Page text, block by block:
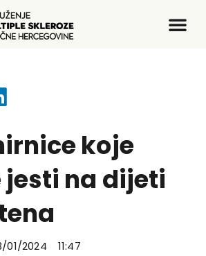
koje
jesti na dijeti
01/2024 11:47